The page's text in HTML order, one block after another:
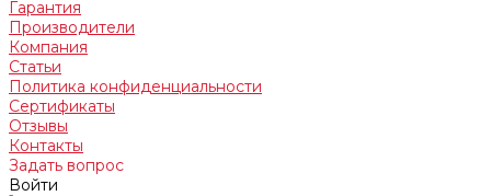
Гарантия
Производители
Компания
Статьи
Политика конфиденциальности
Сертификаты
Отзывы
Контакты
Задать вопрос
Войти